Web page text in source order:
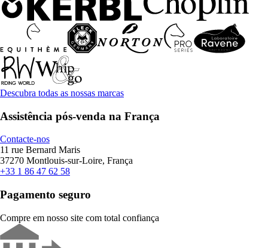
Descubra todas as nossas marcas
Assistência pós-venda na França
Contacte-nos
11 rue Bernard Maris
37270 Montlouis-sur-Loire, França
+33 1 86 47 62 58
Pagamento seguro
Compre em nosso site com total confiança